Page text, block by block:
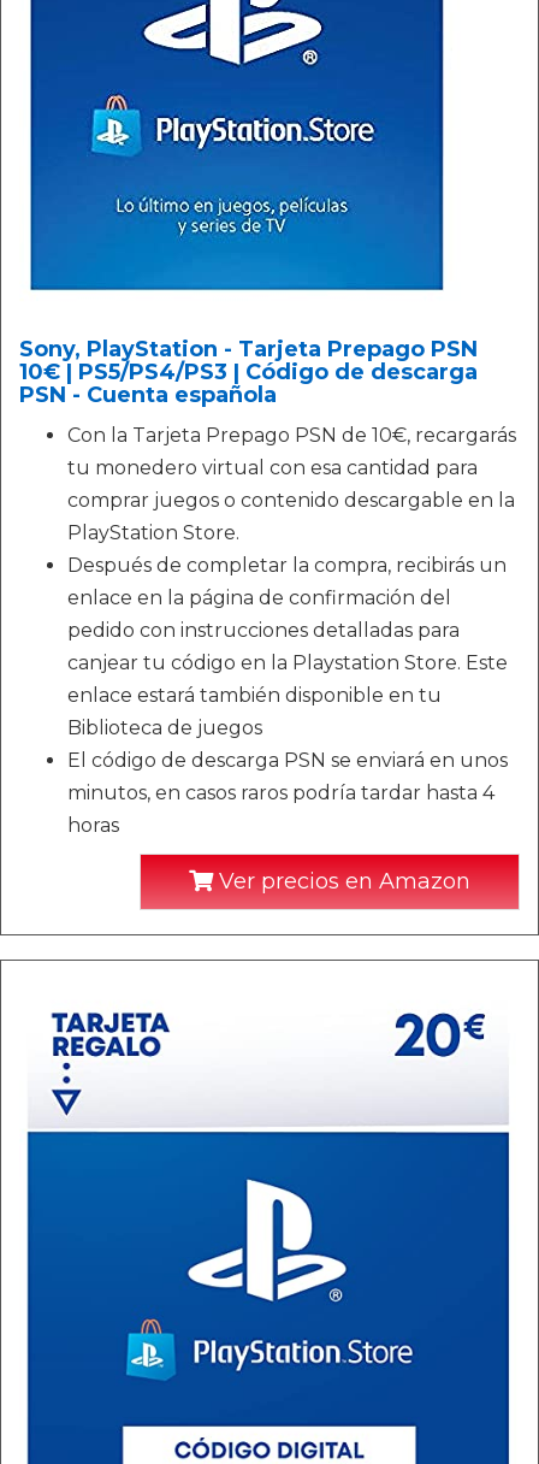
Sony, PlayStation - Tarjeta Prepago PSN
10€ | PS5/PS4/PS3 | Código de descarga
PSN - Cuenta española
Con la Tarjeta Prepago PSN de 10€, recargarás
tu monedero virtual con esa cantidad para
comprar juegos o contenido descargable en la
PlayStation Store.
Después de completar la compra, recibirás un
enlace en la página de confirmación del
pedido con instrucciones detalladas para
canjear tu código en la Playstation Store. Este
enlace estará también disponible en tu
Biblioteca de juegos
El código de descarga PSN se enviará en unos
minutos, en casos raros podría tardar hasta 4
horas
Ver precios en Amazon